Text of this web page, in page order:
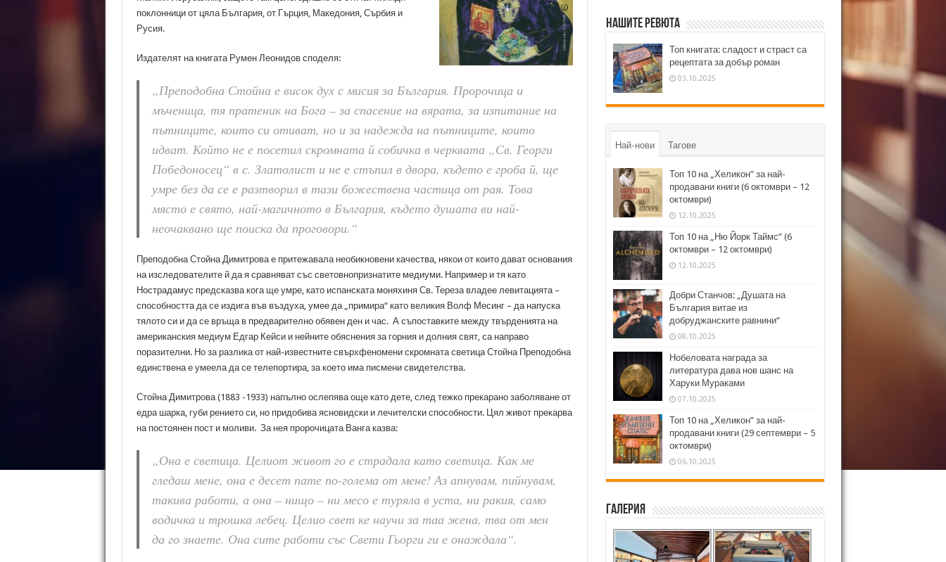
поклонници от цяла България, от Гърция, Македония, Сърбия и
Русия.
Издателят на книгата Румен Леонидов споделя:
„Преподобна Стойна е висок дух с мисия за България. Пророчица и
мъченица, тя пратеник на Бога – за спасение на вярата, за изпитание на
пътниците, които си отиват, но и за надежда на пътниците, които
идват. Който не е посетил скромната й собичка в черквата „Св. Георги
Победоносец“ в с. Златолист и не е стъпил в двора, където е гроба й, ще
умре без да се е разтворил в тази божествена частица от рая. Това
място е свято, най-магичното в България, където душата ви най-
неочаквано ще поиска да проговори.“
Преподобна Стойна Димитрова е притежавала необикновени качества, някои от които дават основания
на изследователите й да я сравняват със световнопризнатите медиуми. Например и тя като
Нострадамус предсказва кога ще умре, като испанската моняхиня Св. Тереза владее левитацията –
способността да се издига във въздуха, умее да „примира“ като великия Волф Месинг – да напуска
тялото си и да се връща в предварително обявен ден и час. А съпоставките между твърденията на
американския медиум Едгар Кейси и нейните обяснения за горния и долния свят, са направо
поразителни. Но за разлика от най-известните свърхфеномени скромната светица Стойна Преподобна
единствена е умеела да се телепортира, за което има писмени свидетелства.
Стойна Димитрова (1883 -1933) напълно ослепява още като дете, след тежко прекарано заболяване от
едра шарка, губи рението си, но придобива ясновидски и лечителски способности. Цял живот прекарва
на постоянен пост и моливи. За нея пророчицата Ванга казва:
„Она е светица. Целиот живот го е страдала като светица. Как ме
гледаш мене, она е десет пате по-голема от мене! Аз апнувам, пийнувам,
такива работи, а она – нищо – ни месо е туряла в уста, ни ракия, само
водичка и трошка лебец. Целио свет ке научи за таа жена, тва от мен
да го знаете. Она сите работи със Свети Гьорги ги е онаждала“.
Нашите ревюта
Топ книгата: сладост и страст са
рецептата за добър роман
03.10.2025
Най-нови Тагове
Топ 10 на „Хеликон” за най-
продавани книги (6 октомври – 12
октомври)
12.10.2025
Топ 10 на „Ню Йорк Таймс” (6
октомври – 12 октомври)
12.10.2025
Добри Станчов: „Душата на
България витае из
добруджанските равнини“
08.10.2025
Нобеловата награда за
литература дава нов шанс на
Харуки Мураками
07.10.2025
Топ 10 на „Хеликон” за най-
продавани книги (29 септември – 5
октомври)
06.10.2025
Галерия